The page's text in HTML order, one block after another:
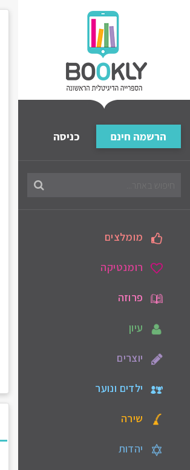
הרשמה חינם כניסה
מומלצים
רומנטיקה
פרוזה
עיון
יוצרים
ילדים ונוער
שירה
יהדות